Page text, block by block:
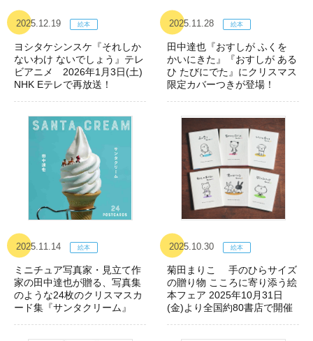
2025.12.19
ヨシタケシンスケ『それしか
ないわけ ないでしょう』テレ
ビアニメ 2026年1月3日(土)
NHK Eテレで再放送！
2025.11.28
田中達也『おすしが ふくを
かいにきた』『おすしが ある
ひ たびにでた』にクリスマス
限定カバーつきが登場！
2025.11.14
ミニチュア写真家・見立て作
家の田中達也が贈る、写真集
のような24枚のクリスマスカ
ード集『サンタクリーム』
2025.10.30
菊田まりこ 手のひらサイズ
の贈り物 こころに寄り添う絵
本フェア 2025年10月31日
(金)より全国約80書店で開催